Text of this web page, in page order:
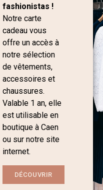
fashionistas !
Notre carte
cadeau vous
offre un accès à
notre sélection
de vêtements,
accessoires et
chaussures.
Valable 1 an, elle
est utilisable en
boutique à Caen
ou sur notre site
internet.
DÉCOUVRIR